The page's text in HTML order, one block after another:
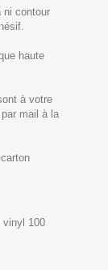
ni contour
haute
à votre
mail à la
vinyl 100